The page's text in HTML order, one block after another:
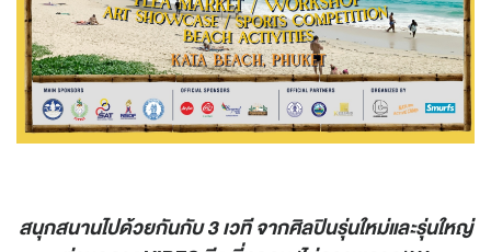
สนุกสนานไปด้วยกันกับ 3 เวที จากศิลปินรุ่นใหม่และรุ่นใหญ่